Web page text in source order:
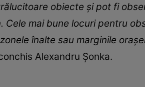
obiecte și pot fi
Cele mai bune locuri pentru
înalte sau marginile
Alexandru Șonka.